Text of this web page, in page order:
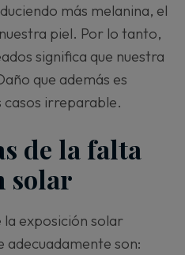
más melanina, el
piel. Por lo tanto,
significa que nuestra
que además es
casos irreparable.
de la falta
solar
la exposición solar
adecuadamente son: